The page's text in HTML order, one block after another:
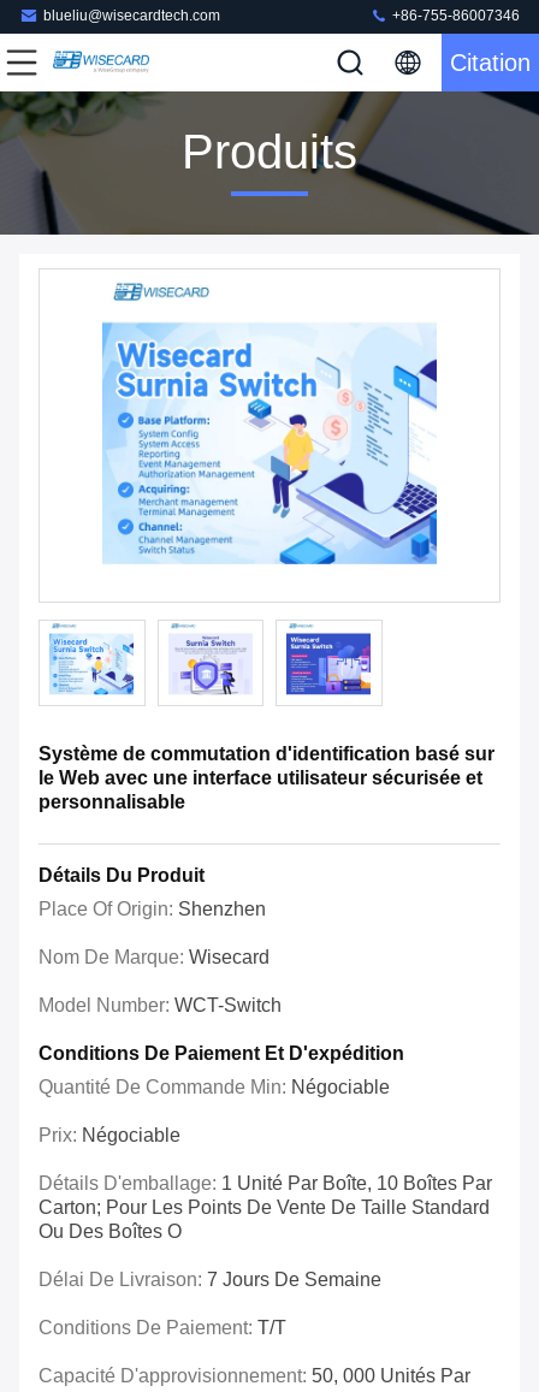
blueliu@wisecardtech.com +86-755-86007346
Citation
Produits
Système de commutation d'identification basé sur
le Web avec une interface utilisateur sécurisée et
personnalisable
Détails Du Produit
Place Of Origin: Shenzhen
Nom De Marque: Wisecard
Model Number: WCT-Switch
Conditions De Paiement Et D'expédition
Quantité De Commande Min: Négociable
Prix: Négociable
Détails D'emballage: 1 Unité Par Boîte, 10 Boîtes Par
Carton; Pour Les Points De Vente De Taille Standard
Ou Des Boîtes O
Délai De Livraison: 7 Jours De Semaine
Conditions De Paiement: T/T
Capacité D'approvisionnement: 50, 000 Unités Par